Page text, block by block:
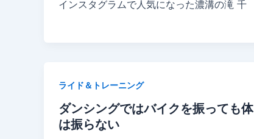
インスタグラムで人気になった濃溝の滝 千
ライド＆トレーニング
ダンシングではバイクを振っても体
は振らない